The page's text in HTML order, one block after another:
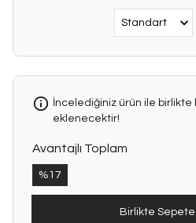
İncelediğiniz ürün ile
eklenecektir!
Avantajlı Toplam
% 17
Birlikte Sepete